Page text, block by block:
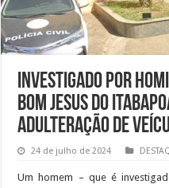
Investigado por
Bom Jesus do
adulteração de
24 de julho de 2024
Um homem – que é